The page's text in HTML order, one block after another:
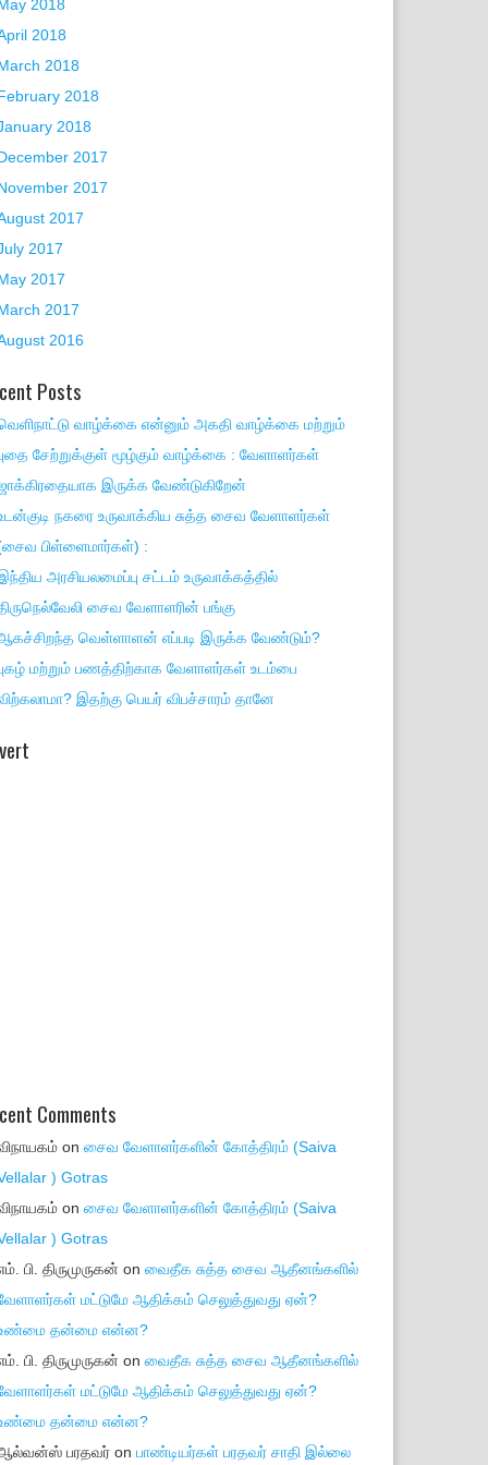
2018
2018
2018
2018
2018
2017
2017
2017
2017
2017
2017
2016
Posts
வாழ்க்கை என்னும் அகதி வாழ்க்கை மற்றும்
சேற்றுக்குள் மூழ்கும் வாழ்க்கை : வேளாளர்கள்
இருக்க வேண்டுகிறேன்
நகரை உருவாக்கிய சுத்த சைவ வேளாளர்கள்
பிள்ளைமார்கள்) :
அரசியலமைப்பு சட்டம் உருவாக்கத்தில்
சைவ வேளாளரின் பங்கு
வெள்ளாளன் எப்படி இருக்க வேண்டும்?
மற்றும் பணத்திற்காக வேளாளர்கள் உடம்பை
இதற்கு பெயர் விபச்சாரம் தானே
Comments
on சைவ வேளாளர்களின் கோத்திரம் (Saiva
) Gotras
on சைவ வேளாளர்களின் கோத்திரம் (Saiva
) Gotras
பி. திருமுருகன் on வைதீக சுத்த சைவ ஆதீனங்களில்
மட்டுமே ஆதிக்கம் செலுத்துவது ஏன்?
தன்மை என்ன?
பி. திருமுருகன் on வைதீக சுத்த சைவ ஆதீனங்களில்
மட்டுமே ஆதிக்கம் செலுத்துவது ஏன்?
தன்மை என்ன?
பரதவர் on பாண்டியர்கள் பரதவர் சாதி இல்லை